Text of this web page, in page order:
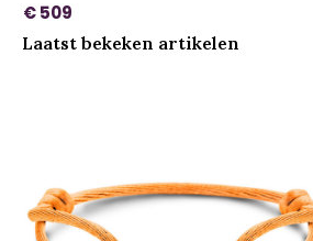
€ 509
Laatst bekeken artikelen